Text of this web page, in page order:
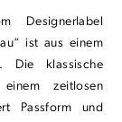
Designerlabel
ist aus einem
Die klassische
zeitlosen
Passform und